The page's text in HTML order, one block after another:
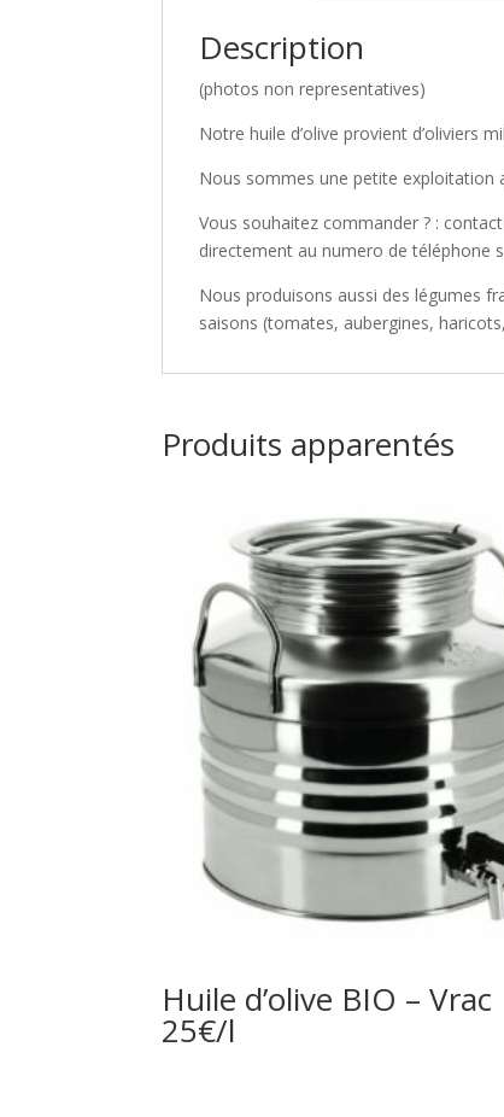
Description
(photos non representatives)
Notre huile d’olive provient d’oliviers
Nous sommes une petite exploitation
Vous souhaitez commander ? :
directement au numero de téléphone
Nous produisons aussi des légumes
saisons (tomates, aubergines,
Produits apparentés
Huile d’olive BIO – Vrac
25€/l